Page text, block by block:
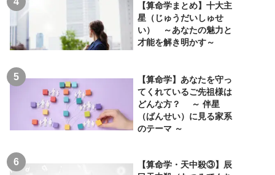
【算命学まとめ】十大主
星（じゅうだいしゅせ
い） ～あなたの魅力と
才能を解き明かす～
【算命学】あなたを守っ
てくれているご先祖様は
どんな方？ ～ 伴星
（ばんせい）に見る家系
のテーマ ～
【算命学・天中殺③】辰